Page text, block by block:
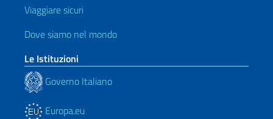
Viaggiare sicuri
Dove siamo nel mondo
Le Istituzioni
Governo Italiano
Europa.eu